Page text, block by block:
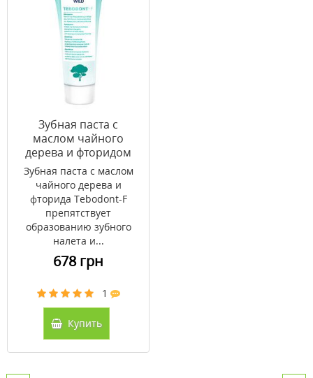
Зубная паста c
маслом чайного
дерева и фторидом
Tebodont-F 75 мл
Зубная паста с маслом
чайного дерева и
фторида Tebodont-F
препятствует
образованию зубного
налета и...
678 грн
1
Купить